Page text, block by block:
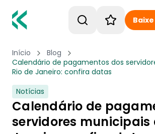
Início
Blog
Calendário de pagamentos dos
Rio de Janeiro: confira datas
Notícias
Calendário de
servidores municipais